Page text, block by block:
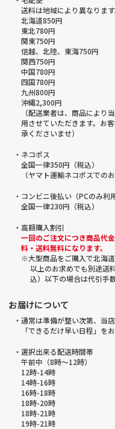
送料は地域により異なります
北海道850円
東北780円
関東750円
信越、北陸、東海750円
関西750円
中国780円
四国780円
九州800円
沖縄2,300円
（配送業者は、商品により
用させていただきます。お
承くださいませ）
・ネコポス
全国一律350円（税込）
（ヤマト運輸ネコポスでの
・コンビニ後払い（PCのみ利
全国一律230円（税込）
・高額購入割引
一回のご注文につき商品代
料・送料無料になります。
※大型商品をご購入で北海
以上のお求めでも別途送
込）以下の場合は代引手
お届けについて
・通常は準備が整い次第、当
「できるだけ早い日程」を
・選択出来る配送時間帯
午前中（8時～12時）
12時-14時
14時-16時
16時-18時
18時-20時
18時-21時
19時-21時